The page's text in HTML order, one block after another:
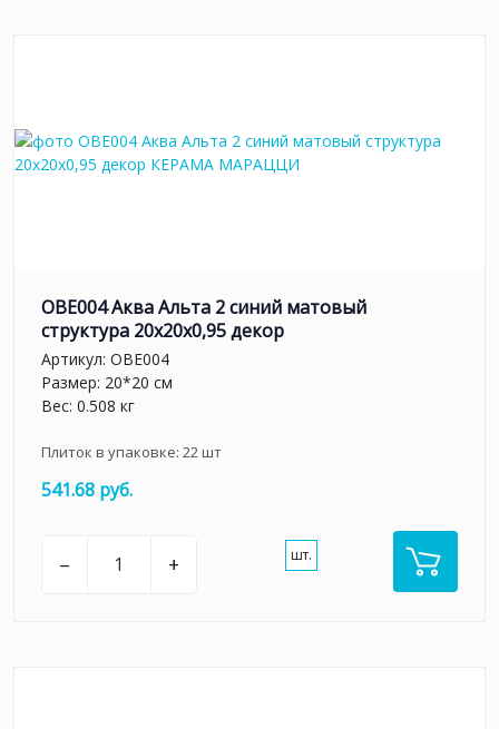
OBE004 Аква Альта 2 синий матовый
структура 20x20x0,95 декор
Артикул: OBE004
Размер: 20*20 см
Вес: 0.508 кг
Плиток в упаковке: 22шт
541.68 руб.
– + шт.